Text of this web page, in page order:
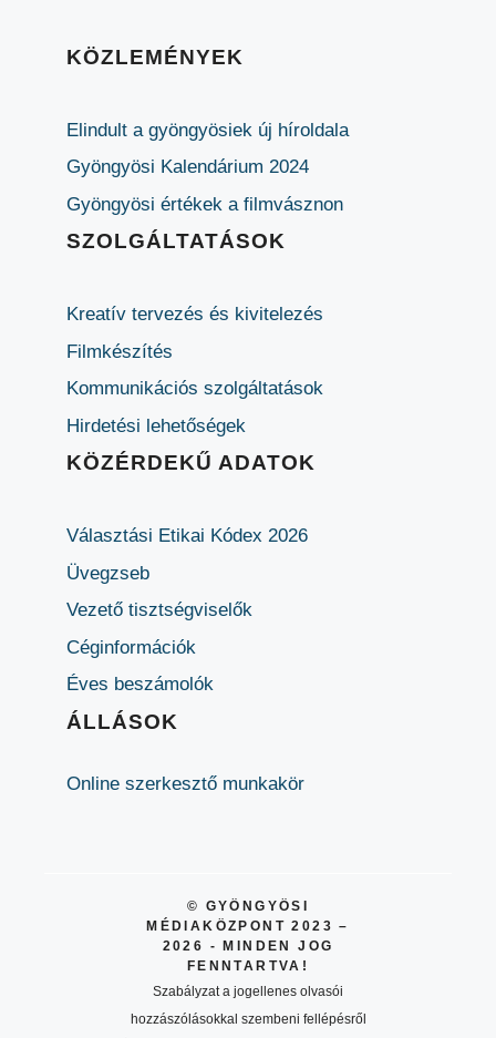
KÖZLEMÉNYEK
Elindult a gyöngyösiek új híroldala
Gyöngyösi Kalendárium 2024
Gyöngyösi értékek a filmvásznon
SZOLGÁLTATÁSOK
Kreatív tervezés és kivitelezés
Filmkészítés
Kommunikációs szolgáltatások
Hirdetési lehetőségek
KÖZÉRDEKŰ ADATOK
Választási Etikai Kódex 2026
Üvegzseb
Vezető tisztségviselők
Céginformációk
Éves beszámolók
ÁLLÁSOK
Online szerkesztő munkakör
© GYÖNGYÖSI
MÉDIAKÖZPONT 2023 –
2026 - MINDEN JOG
FENNTARTVA!
Szabályzat a jogellenes olvasói
hozzászólásokkal szembeni fellépésről